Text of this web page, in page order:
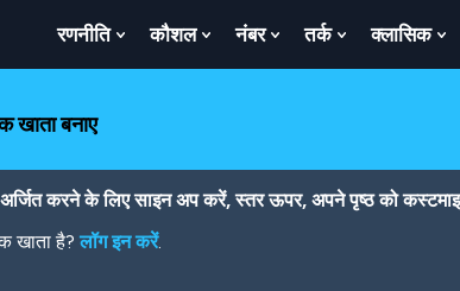
रणनीति
Show
Submenu
कौशल
Show
Submenu
नंबर
Show
Submenu
तर्क
Show
Submenu
क्लासिक
खाता बनाए
करने के लिए साइन अप करें, स्तर ऊपर, अपने पृष्ठ को
खाता है?लॉग इन करें.